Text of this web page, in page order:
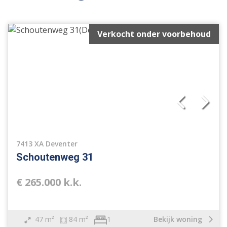
Verkocht onder voorbehoud
7413 XA Deventer
Schoutenweg 31
€ 265.000 k.k.
47 m² 84 m² 1 Bekijk woning